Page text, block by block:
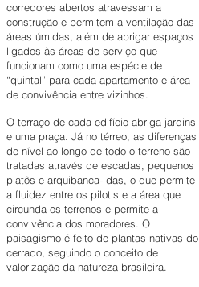
corredores abertos atravessam a
construção e permitem a ventilação das
áreas úmidas, além de abrigar espaços
ligados às áreas de serviço que
funcionam como uma espécie de
“quintal” para cada apartamento e área
de convivência entre vizinhos.
O terraço de cada edifício abriga jardins
e uma praça. Já no térreo, as diferenças
de nível ao longo de todo o terreno são
tratadas através de escadas, pequenos
platôs e arquibanca- das, o que permite
a fluidez entre os pilotis e a área que
circunda os terrenos e permite a
convivência dos moradores. O
paisagismo é feito de plantas nativas do
cerrado, seguindo o conceito de
valorização da natureza brasileira.